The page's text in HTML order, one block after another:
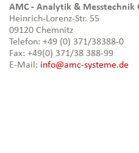
AMC - Analytik & Messtechnik
Heinrich-Lorenz-Str. 55
09120 Chemnitz
Telefon: +49 (0) 371/38388-0
Fax: +49(0) 371/38 388-99
E-Mail: info@amc-systeme.de